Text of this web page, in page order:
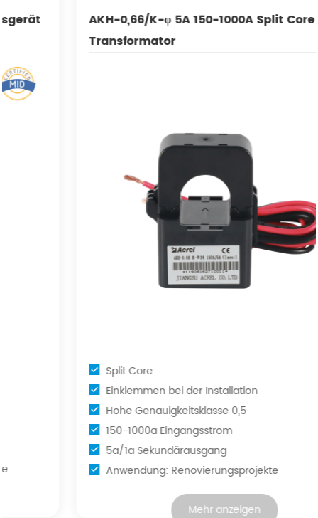
AKH-0,66/K-φ 5A 150-1000A Split Core Corter
Transformator
Einklemmen bei der Installation
Hohe Genauigkeitsklasse 0,5
150-1000a Eingangsstrom
5a/1a Sekundärausgang
Anwendung: Renovierungsprojekte
Mehr anzeigen